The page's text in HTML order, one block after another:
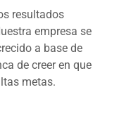
resultados
empresa se
a base de
de creer en que
metas.